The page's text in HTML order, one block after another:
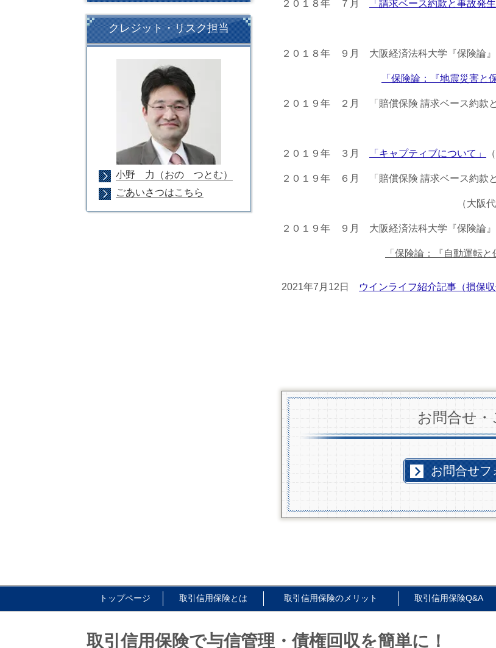
２０１８年 ７月 「請求ベース約款と事故発
（大阪代協
２０１８年 ９月 大阪経済法科大学『保険論』
「保険論：『地震災害と
２０１９年 ２月 「賠償保険 請求ベース約款と
（大阪代協
２０１９年 ３月 「キャプティブについて」
２０１９年 ６月 「賠償保険 請求ベース約款と
（大阪代協 北摂西支部・
２０１９年 ９月 大阪経済法科大学『保険論』
「保険論：『自動運転
2021年7月12日 ウインライフ紹介記事（損保収
お問合せ
お問合せフ
クレジット・リスク担当
小野 力（おの つとむ）
ごあいさつはこちら
トップページ 取引信用保険とは 取引信用保険のメリット 取引信用保険Q&A
取引信用保険で与信管理・債権回収を簡単に！